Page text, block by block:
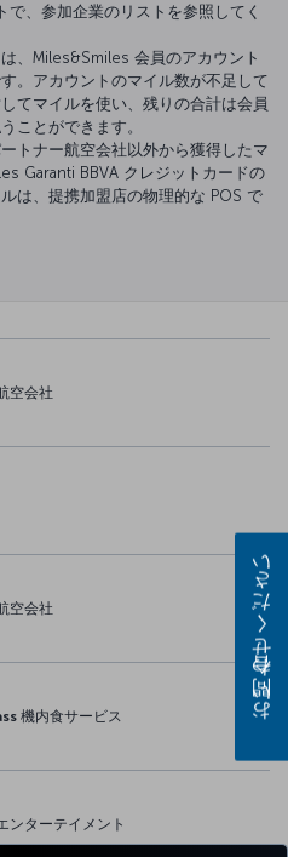
で、参加企業のリストを参照してく
、Miles&Smiles 会員のアカウント
。アカウントのマイル数が不足して
てマイルを使い、残りの合計は会員
ことができます。
トナー航空会社以外から獲得したマ
Garanti BBVA クレジットカードの
は、提携加盟店の物理的な POS で
空会社
空会社
機内食サービス
ンターテイメント
お問い合わせください